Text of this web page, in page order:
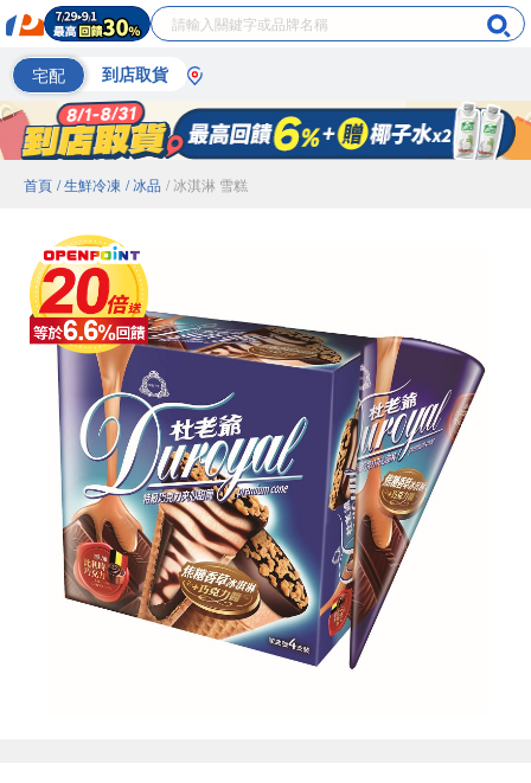
宅配 到店取貨
首頁 / 生鮮冷凍 / 冰品 / 冰淇淋 雪糕